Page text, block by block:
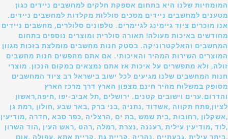
המומחיות שלנו היא בתחום אספקת חלקים למחשבים ניידים כגון
מטענים למחשבים ניידים מסכים סוללות מקלדות למחשבים ניידים.
אנו מוכרים ציוד גיימינג לגיימרים. טלפונים סלולרים, מחשבים ניידים
מחודשים באיכות מעולה! תאורה סולרית ומוצרים נוספים בתחום
המחשבים והאלקטרוניקה. בסטק חנות מחשבים מומלצת בזכות מגוון
המוצרים השירות המהיר והאיכותי. אם אתם מחפשים חנות מחשבים
זולה, ולא מתפשרים על איכות אז אתם נמצאים במקום הנכון. מוצרי
חנות המחשבים שלנו מגיעים לכל ישוב בישראל רב ציוד המחשבים
מסופק במשלוח מהיר חינם מצפון הארץ דרך מרכז הארץ
והדרום.ערים וישובים קטנים. ירושלים ,תל אביב-יפו ,חיפה,ראשון
לציון,פתח תקווה ,אשדוד ,נתניה ,בני ברק ,באר שבע ,חולון ,רמת גן
,אשקלון ,רחובות ,בית שמש ,בת ים ,הרצליה ,כפר סבא ,חדרה ,מודיעין
,לוד ,מודיעין עילית ,רעננה ,נצרת ,רמלה ,רהט ,ראש העין ,הוד השרון
,ביתר עילית ,גבעתיים ,נהריה ,קריית גת ,קריית אתא ,עפולה ,אום